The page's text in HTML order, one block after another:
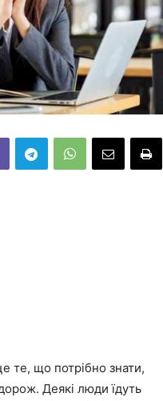
те, що потрібно знати,
Деякі люди їдуть